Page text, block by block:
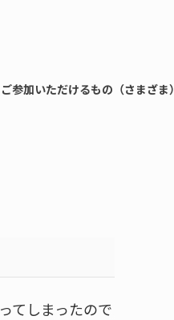
ご参加いただけるもの（さまざま）
てしまったので